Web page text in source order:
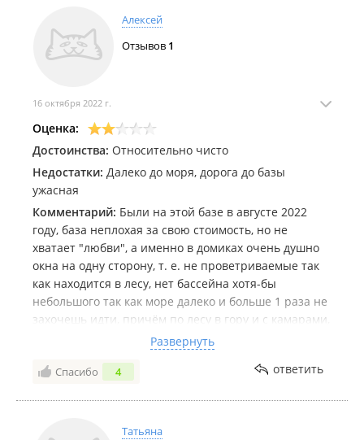
огромная беседка. 👍 Очень много людей живут на
этой базе с детьми и купаются в море недалеко от
базы.
Алексей
Отзывов 1
16 октября 2022 г.
Оценка:
Достоинства: Относительно чисто
Недостатки: Далеко до моря, дорога до базы
ужасная
Комментарий: Были на этой базе в августе 2022
году, база неплохая за свою стоимость, но не
хватает "любви", а именно в домиках очень душно
окна на одну сторону, т. е. не проветриваемые так
как находится в лесу, нет бассейна хотя-бы
небольшого так как море далеко и больше 1 раза не
захочешь идти, причём по лесу в гору и с камарами,
занырнуть, полежать на лежаках которых тоже нет
хочется, детская площадка старая, ущербная,
неужели нельзя привести её в порядок и добавить а
толку нет, все как то грустно
Развернуть
Спасибо 4 ответить
Татьяна